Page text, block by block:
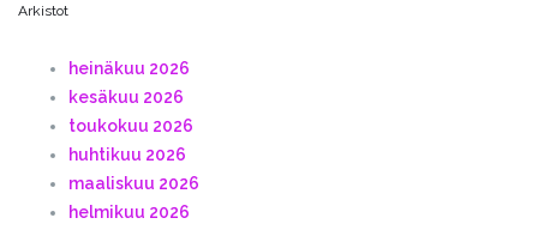
Arkistot
heinäkuu 2026
kesäkuu 2026
toukokuu 2026
huhtikuu 2026
maaliskuu 2026
helmikuu 2026